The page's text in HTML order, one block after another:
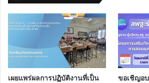
เผยแพร่ผลการปฏิบัติงานที่เป็น
ขอเชิญอ